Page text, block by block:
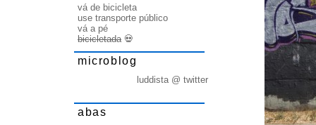
vá de bicicleta
use transporte público
vá a pé
bicicletada💀
microblog
luddista @ twitter
abas